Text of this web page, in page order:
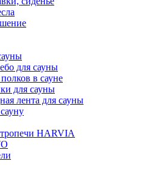
для сауны
в сауне
для сауны
лента для сауны
HARVIA